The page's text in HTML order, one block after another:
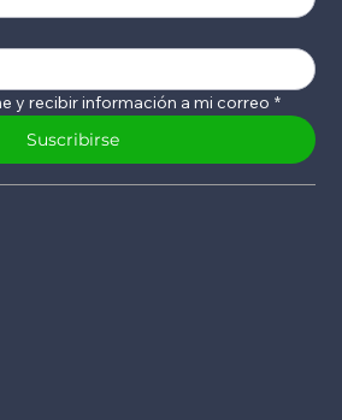
y recibir información a mi correo *
Suscribirse